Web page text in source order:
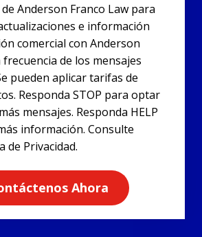
Anderson Franco Law para
e información
comercial con Anderson
frecuencia de los mensajes
pueden aplicar tarifas de
Responda STOP para optar
mensajes. Responda HELP
información. Consulte
de Privacidad.
Ahora